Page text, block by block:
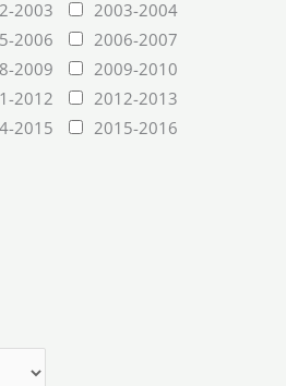
2003
2003-2004
2006
2006-2007
2009
2009-2010
2012
2012-2013
2015
2015-2016